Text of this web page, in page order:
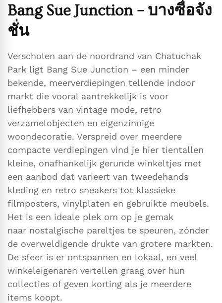
Bang Sue Junction – บางซื่อจัง
ชั่น
Verscholen aan de noordrand van Chatuchak
Park ligt Bang Sue Junction – een minder
bekende, meerverdiepingen tellende indoor
markt die vooral aantrekkelijk is voor
liefhebbers van vintage mode, retro
verzamelobjecten en eigenzinnige
woondecoratie. Verspreid over meerdere
compacte verdiepingen vind je hier tientallen
kleine, onafhankelijk gerunde winkeltjes met
een aanbod dat varieert van tweedehands
kleding en retro sneakers tot klassieke
filmposters, vinylplaten en gebruikte meubels.
Het is een ideale plek om op je gemak
naar nostalgische pareltjes te speuren, zónder
de overweldigende drukte van grotere markten.
De sfeer is er ontspannen en lokaal, en veel
winkeleigenaren vertellen graag over hun
collecties of geven korting als je meerdere
items koopt.